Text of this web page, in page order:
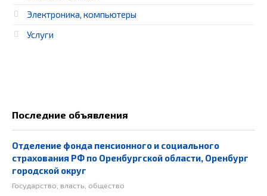
Электроника, компьютеры
Услуги
Последние объявления
Отделение фонда пенсионного и социального
страхования РФ по Оренбургской области, Оренбург
городской округ
Государство, власть, общество